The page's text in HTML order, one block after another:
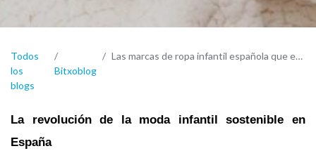
Todos
los
blogs
Bitxoblog
Las marcas de ropa infantil española que están revolucionando la moda sostenible
La revolución de la moda infantil sostenible en
España